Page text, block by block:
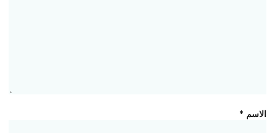
الاسم *